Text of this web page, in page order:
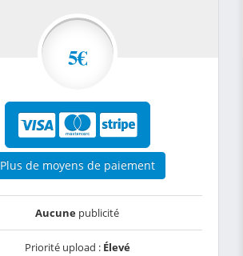
5€
Plus de moyens de paiement
Aucune publicité
Priorité upload : Élevé